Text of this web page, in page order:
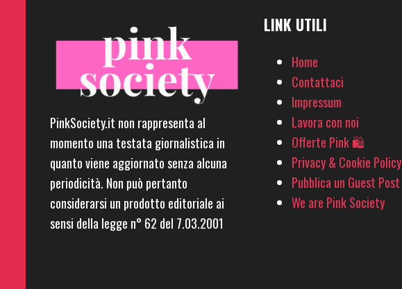
PinkSociety.it non rappresenta al
momento una testata giornalistica in
quanto viene aggiornato senza alcuna
periodicità. Non può pertanto
considerarsi un prodotto editoriale ai
sensi della legge n° 62 del 7.03.2001
LINK UTILI
Home
Contattaci
Impressum
Lavora con noi
Offerte Pink 🛍
Privacy & Cookie Policy
Pubblica un Guest Post
We are Pink Society